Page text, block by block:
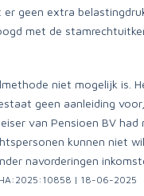
geen extra
met de
niet mogelijk is.
geen aanleiding
van Pensioen BV
kunnen niet
navorderingen
| 18-06-2025